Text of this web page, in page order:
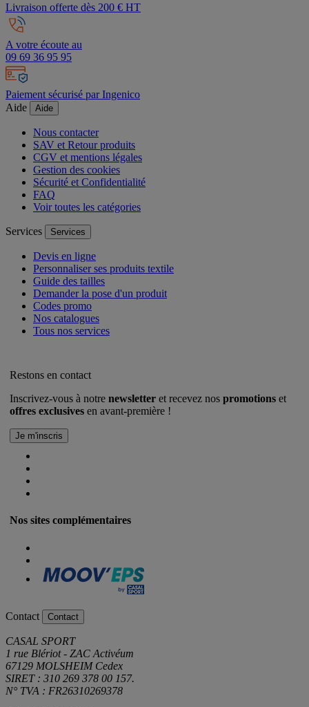
Livraison offerte dès 200 € HT
A votre écoute au
09 69 36 95 95
Paiement sécurisé par Ingenico
Aide
Aide
Nous contacter
SAV et Retour produits
CGV et mentions légales
Gestion des cookies
Sécurité et Confidentialité
FAQ
Voir toutes les catégories
Services Services
Devis en ligne
Personnaliser ses produits textile
Guide des tailles
Demander la pose d'un produit
Codes promo
Nos catalogues
Tous nos services
Restons en contact
Inscrivez-vous à notre newsletter et recevez nos promotions et
offres exclusives en avant-première !
Nos sites complémentaires
Contact Contact
CASAL SPORT
1 rue Blériot - ZAC Activéum
67129 MOLSHEIM Cedex
SIRET : 310 269 378 00 157.
N° TVA : FR26310269378